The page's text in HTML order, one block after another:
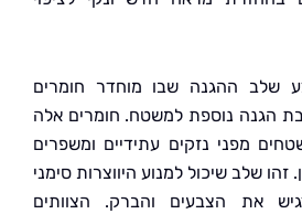
שבו מוחדר חומרים
נוספת למשטח. חומרים אלה
נזקים עתידיים ומשפרים
למנוע היווצרות סימני
והברק. הצוותים